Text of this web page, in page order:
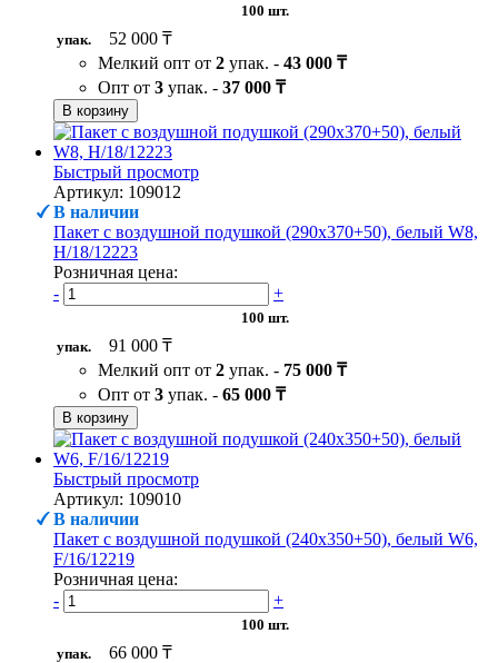
100 шт.
упак.
52 000 ₸
Мелкий опт от 2 упак. - 43 000 ₸
Опт от 3 упак. - 37 000 ₸
В корзину
Быстрый просмотр
Артикул: 109012
В наличии
Пакет с воздушной подушкой (290х370+50), белый W8,
H/18/12223
Розничная цена:
-
+
100 шт.
упак.
91 000 ₸
Мелкий опт от 2 упак. - 75 000 ₸
Опт от 3 упак. - 65 000 ₸
В корзину
Быстрый просмотр
Артикул: 109010
В наличии
Пакет с воздушной подушкой (240х350+50), белый W6,
F/16/12219
Розничная цена:
-
+
100 шт.
упак.
66 000 ₸